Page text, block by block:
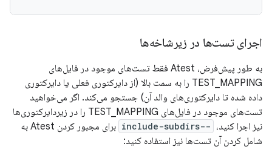
اجرای تست‌ها در زیرشاخه‌ها
به طور پیش‌فرض، Atest فقط تست‌های موجود در فایل‌های
TEST_MAPPING را به سمت بالا (از دایرکتوری فعلی یا دایرکتوری
داده شده تا دایرکتوری‌های والد آن) جستجو می‌کند. اگر می‌خواهید
تست‌های موجود در فایل‌های TEST_MAPPING را در زیردایرکتوری‌ها
نیز اجرا کنید، --include-subdirs
برای مجبور کردن Atest به
شامل کردن آن تست‌ها نیز استفاده کنید: